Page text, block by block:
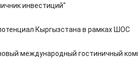
инвестиций"
Кыргызстана в рамках ШОС
международный гостиничный